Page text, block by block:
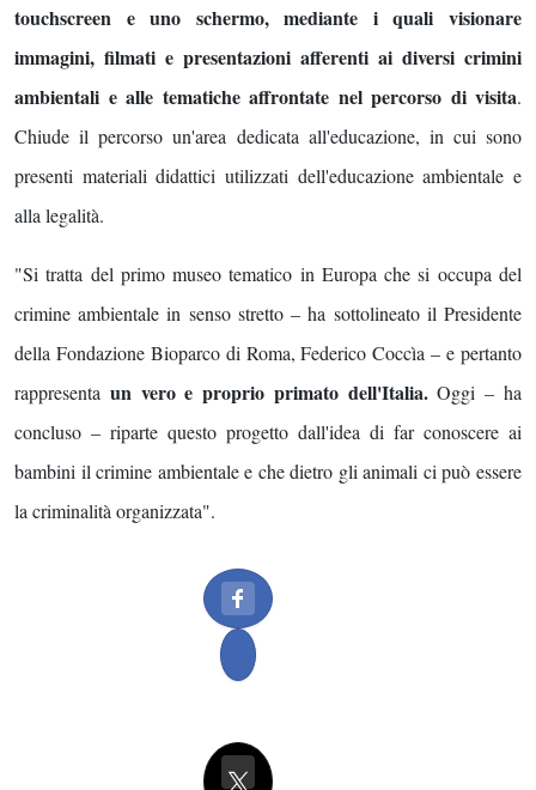
touchscreen e uno schermo, mediante i quali visionare
immagini, filmati e presentazioni afferenti ai diversi crimini
ambientali e alle tematiche affrontate nel percorso di visita.
Chiude il percorso un'area dedicata all'educazione, in cui sono
presenti materiali didattici utilizzati dell'educazione ambientale e
alla legalità.
"Si tratta del primo museo tematico in Europa che si occupa del
crimine ambientale in senso stretto – ha sottolineato il Presidente
della Fondazione Bioparco di Roma, Federico Coccìa – e pertanto
rappresenta un vero e proprio primato dell'Italia.Oggi – ha
concluso – riparte questo progetto dall'idea di far conoscere ai
bambini il crimine ambientale e che dietro gli animali ci può essere
la criminalità organizzata".